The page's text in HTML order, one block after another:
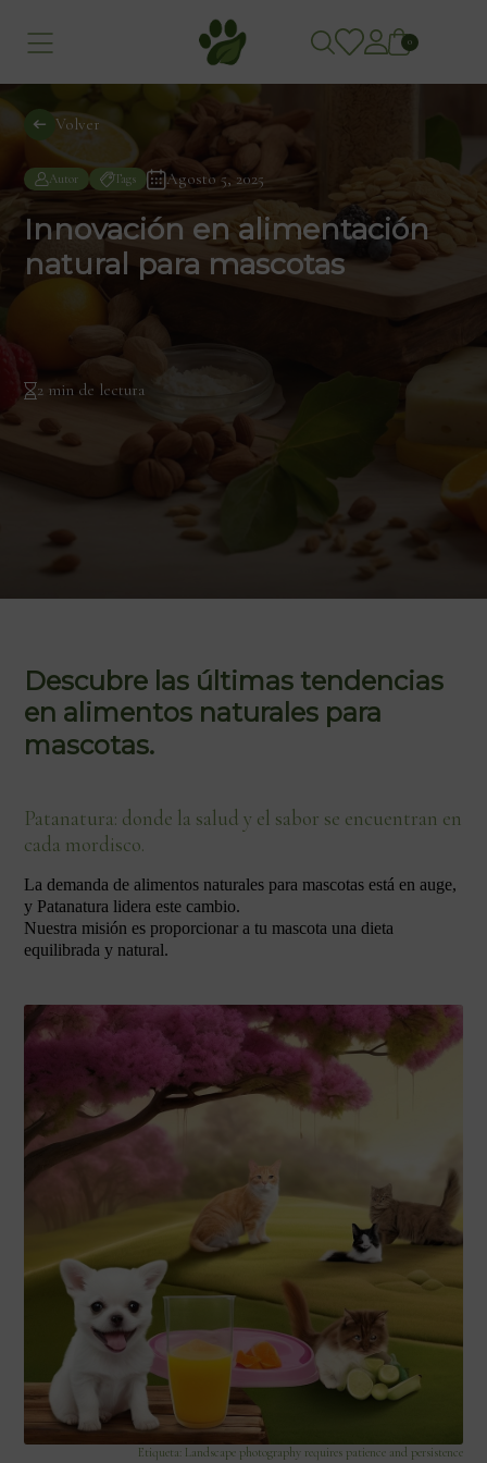
0
Volver
Autor Tags Agosto 5, 2025
Innovación en alimentación
natural para mascotas
2 min de lectura
Descubre las últimas tendencias
en alimentos naturales para
mascotas.
Patanatura: donde la salud y el sabor se encuentran en
cada mordisco.
La demanda de alimentos naturales para mascotas está en auge,
y Patanatura lidera este cambio.
Nuestra misión es proporcionar a tu mascota una dieta
equilibrada y natural.
Etiqueta: Landscape photography requires patience and persistence